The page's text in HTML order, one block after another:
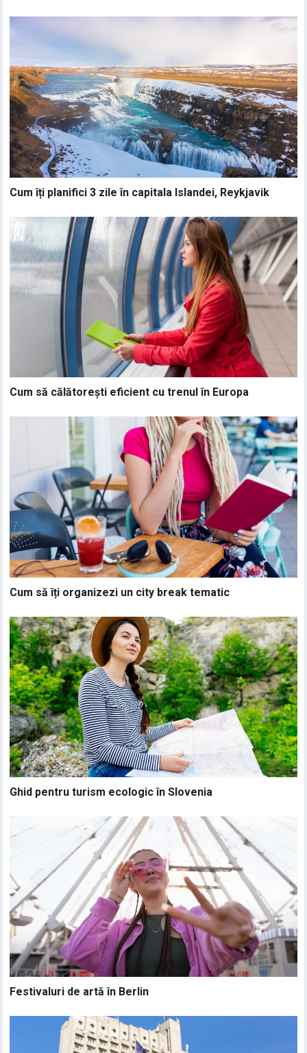
Cum îți planifici 3 zile în capitala Islandei, Reykjavik
Cum să călătorești eficient cu trenul în Europa
Cum să îți organizezi un city break tematic
Ghid pentru turism ecologic în Slovenia
Festivaluri de artă în Berlin